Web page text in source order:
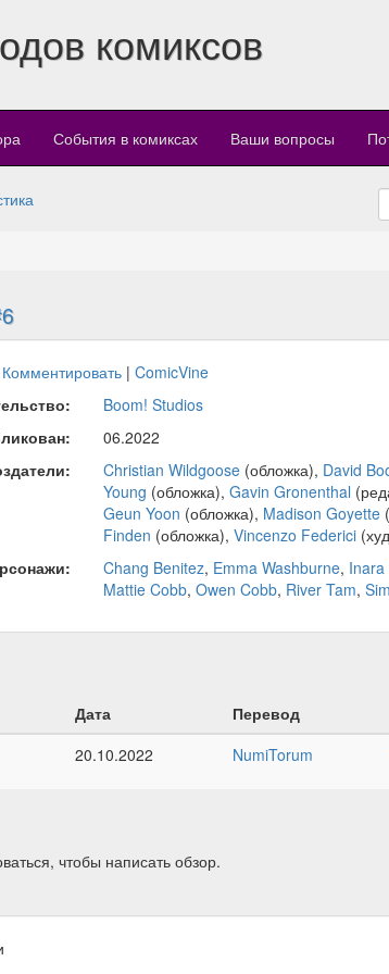
комиксов
События в комиксах Ваши вопросы
Комментировать| ComicVine
Boom! Studios
06.2022
Christian Wildgoose(обложка), David
Young (обложка), Gavin Gronenthal
Geun Yoon (обложка), Madison Goyette
Finden (обложка), Vincenzo Federici
Chang Benitez, Emma Washburne,
Mattie Cobb, Owen Cobb, River Tam,
Дата Перевод
20.10.2022 NumiTorum
чтобы написать обзор.